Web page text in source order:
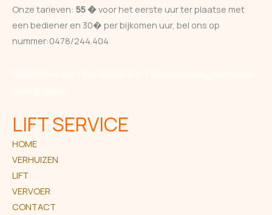
Onze tarieven: 55 �voor het eerste uur ter plaatse met
een bediener en 30� per bijkomen uur, bel ons op
nummer:0478/244.404
LIFT SERVICE
HOME
VERHUIZEN
LIFT
VERVOER
CONTACT